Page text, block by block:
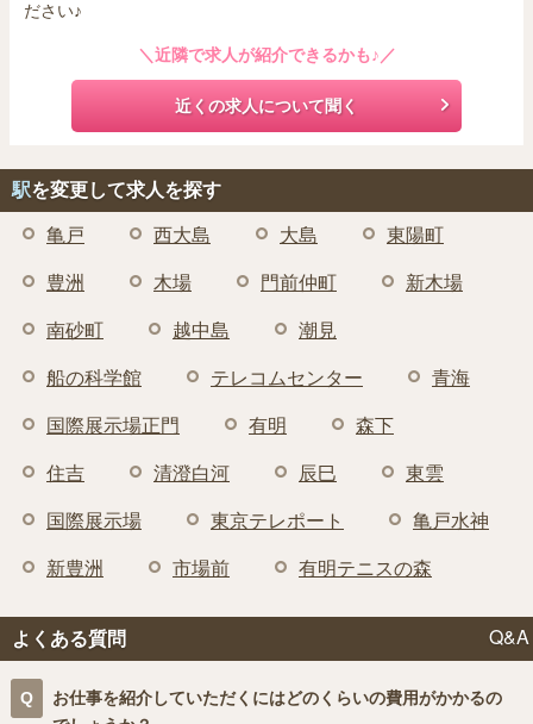
ださい♪
＼近隣で求人が紹介できるかも♪／
近くの求人について聞く
駅を変更して求人を探す
亀戸 西大島 大島 東陽町
豊洲 木場 門前仲町 新木場
南砂町 越中島 潮見
船の科学館 テレコムセンター 青海
国際展示場正門 有明 森下
住吉 清澄白河 辰巳 東雲
国際展示場 東京テレポート 亀戸水神
新豊洲 市場前 有明テニスの森
よくある質問 Q&A
お仕事を紹介していただくにはどのくらいの費用がかかるの